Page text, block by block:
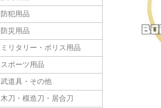
防犯用品
防災用品
ミリタリー・ポリス用品
スポーツ用品
武道具・その他
木刀・模造刀・居合刀